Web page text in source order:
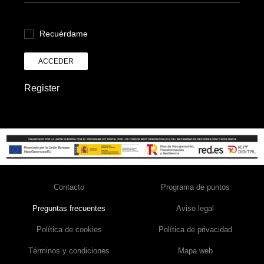
Recuérdame
ACCEDER
Register
Contacto Programa de puntos
Preguntas frecuentes Aviso legal
Política de cookies Política de privacidad
Términos y condiciones Mapa web